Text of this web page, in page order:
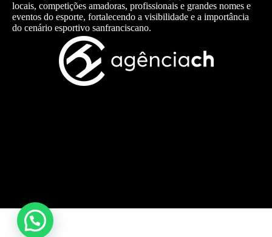
locais, competições amadoras, profissionais e grandes nomes e
eventos do esporte, fortalecendo a visibilidade e a importância
do cenário esportivo sanfranciscano.